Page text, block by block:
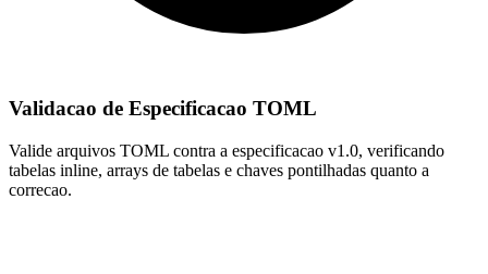
Validacao de Especificacao TOML
Valide arquivos TOML contra a especificacao v1.0, verificando
tabelas inline, arrays de tabelas e chaves pontilhadas quanto a
correcao.